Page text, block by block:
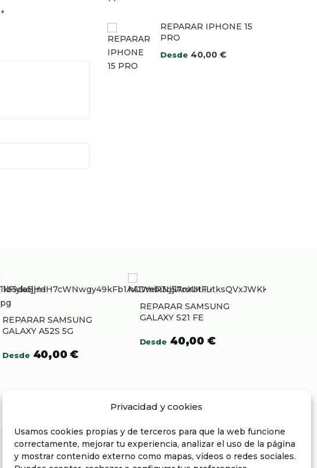
Privacidad y cookies
Usamos cookies propias y de terceros para que la web funcione
correctamente, mejorar tu experiencia, analizar el uso de la página
y mostrar contenido externo como mapas, vídeos o redes sociales.
*
REPARAR IPHONE 15
PRO
Desde 40,00 €
REPARAR SAMSUNG
GALAXY A52S 5G
Desde 40,00€
REPARAR SAMSUNG
GALAXY S21 FE
Desde 40,00 €